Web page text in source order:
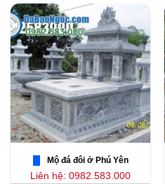
Mộ đá đôi ở Phú Yên
Liên hệ: 0982.583.000